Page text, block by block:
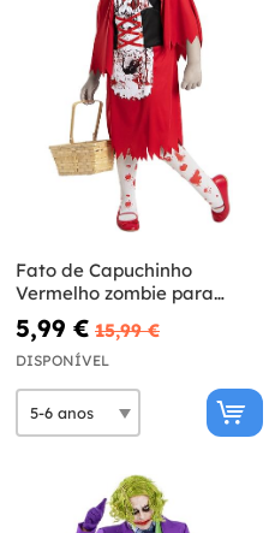
Fato de Capuchinho
Vermelho zombie para
menina
5,99 € 15,99 €
DISPONÍVEL